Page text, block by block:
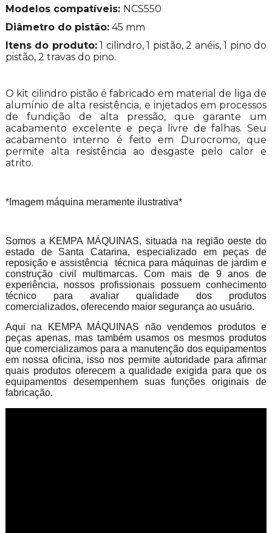
Modelos compatíveis: NCS550
Diâmetro do pistão:45 mm
Itens do produto:1 cilindro, 1 pistão, 2 anéis, 1 pino do
pistão, 2 travas do pino.
O kit cilindro pistão é fabricado em material de liga de
alumínio de alta resistência, e injetados em processos
de fundição de alta pressão, que garante um
acabamento excelente e peça livre de falhas. Seu
acabamento interno é feito em Durocromo, que
permite alta resistência ao desgaste pelo calor e
atrito.
*Imagem máquina meramente ilustrativa*
Somos a KEMPA MÁQUINAS, situada na região oeste do
estado de Santa Catarina, especializado em peças de
reposição e assistência técnica para máquinas de jardim e
construção civil multimarcas. Com mais de 9 anos de
experiência, nossos profissionais possuem conhecimento
técnico para avaliar qualidade dos produtos
comercializados, oferecendo maior segurança ao usuário.
Aqui na KEMPA MÁQUINAS não vendemos produtos e
peças apenas, mas também usamos os mesmos produtos
que comercializamos para a manutenção dos equipamentos
em nossa oficina, isso nos permite autoridade para afirmar
quais produtos oferecem a qualidade exigida para que os
equipamentos desempenhem suas funções originais de
fabricação.